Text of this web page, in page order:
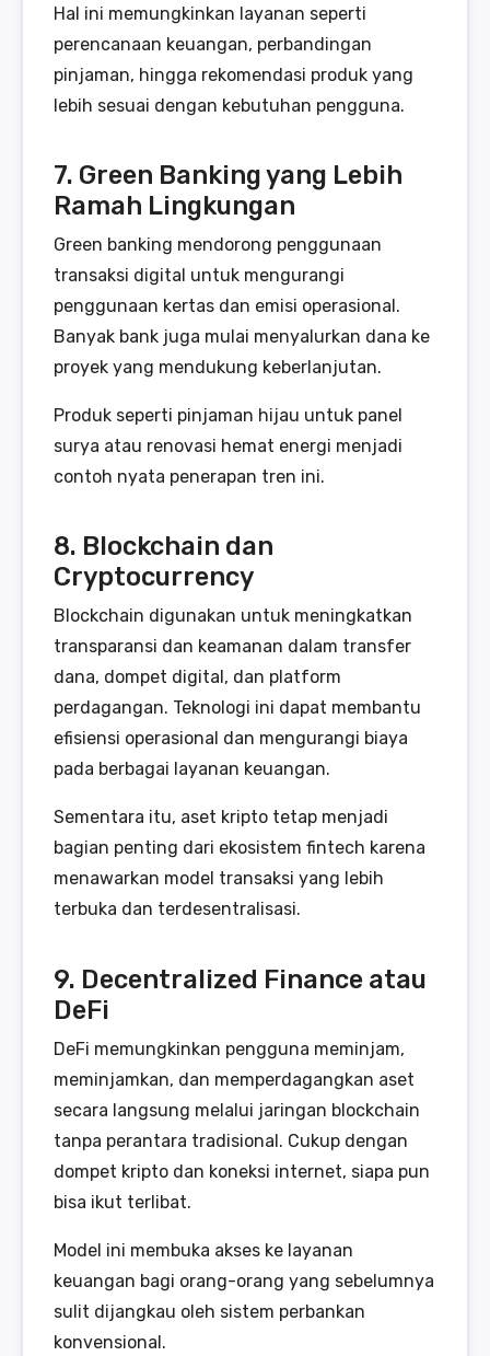
Hal ini memungkinkan layanan seperti
perencanaan keuangan, perbandingan
pinjaman, hingga rekomendasi produk yang
lebih sesuai dengan kebutuhan pengguna.
7. Green Banking yang Lebih
Ramah Lingkungan
Green banking mendorong penggunaan
transaksi digital untuk mengurangi
penggunaan kertas dan emisi operasional.
Banyak bank juga mulai menyalurkan dana ke
proyek yang mendukung keberlanjutan.
Produk seperti pinjaman hijau untuk panel
surya atau renovasi hemat energi menjadi
contoh nyata penerapan tren ini.
8. Blockchain dan
Cryptocurrency
Blockchain digunakan untuk meningkatkan
transparansi dan keamanan dalam transfer
dana, dompet digital, dan platform
perdagangan. Teknologi ini dapat membantu
efisiensi operasional dan mengurangi biaya
pada berbagai layanan keuangan.
Sementara itu, aset kripto tetap menjadi
bagian penting dari ekosistem fintech karena
menawarkan model transaksi yang lebih
terbuka dan terdesentralisasi.
9. Decentralized Finance atau
DeFi
DeFi memungkinkan pengguna meminjam,
meminjamkan, dan memperdagangkan aset
secara langsung melalui jaringan blockchain
tanpa perantara tradisional. Cukup dengan
dompet kripto dan koneksi internet, siapa pun
bisa ikut terlibat.
Model ini membuka akses ke layanan
keuangan bagi orang-orang yang sebelumnya
sulit dijangkau oleh sistem perbankan
konvensional.